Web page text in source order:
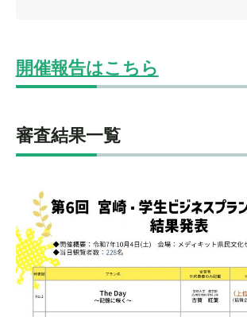
開催報告はこちら
審査結果一覧